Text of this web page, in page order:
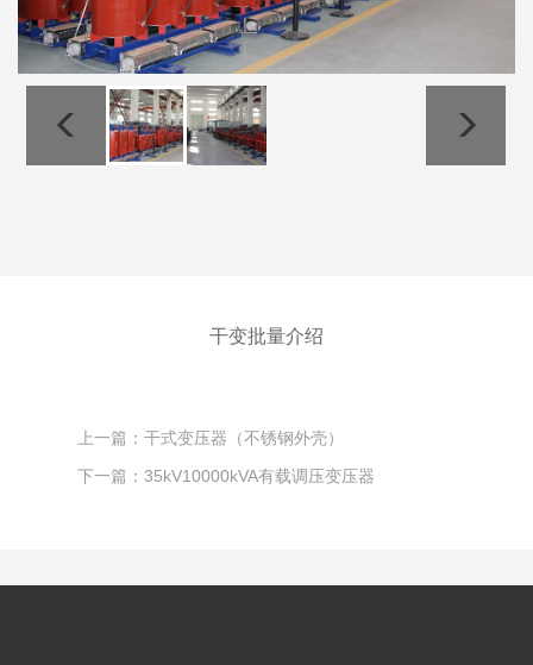
干变批量介绍
上一篇：干式变压器（不锈钢外壳）
下一篇：35kV10000kVA有载调压变压器